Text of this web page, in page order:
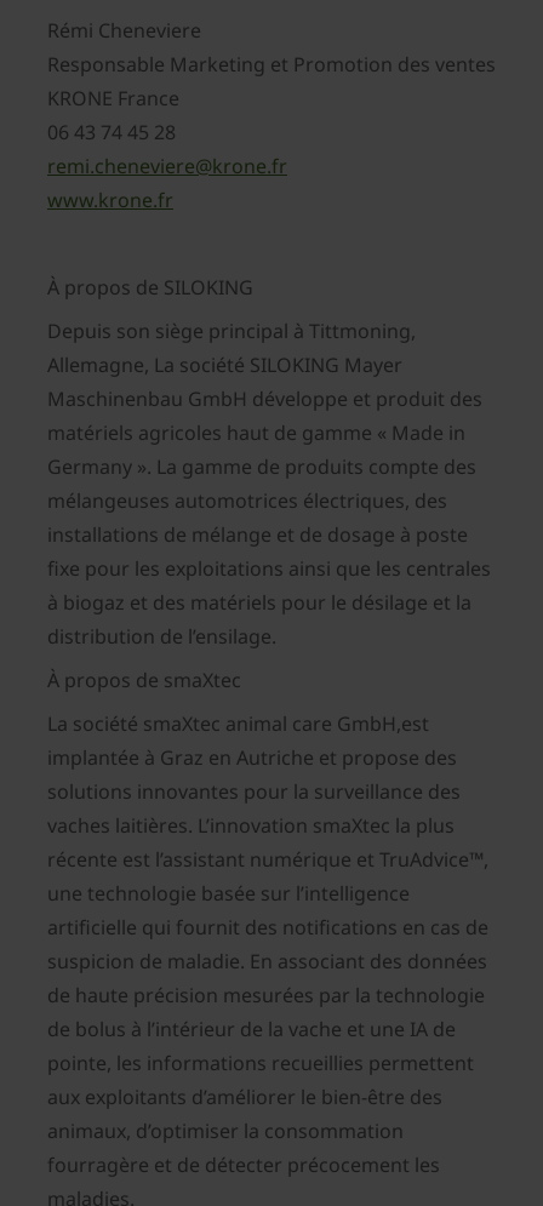
Rémi Cheneviere
Responsable Marketing et Promotion des ventes
KRONE France
06 43 74 45 28
remi.cheneviere@krone.fr
www.krone.fr
À propos de SILOKING
Depuis son siège principal à Tittmoning,
Allemagne, La société SILOKING Mayer
Maschinenbau GmbH développe et produit des
matériels agricoles haut de gamme « Made in
Germany ». La gamme de produits compte des
mélangeuses automotrices électriques, des
installations de mélange et de dosage à poste
fixe pour les exploitations ainsi que les centrales
à biogaz et des matériels pour le désilage et la
distribution de l’ensilage.
À propos de smaXtec
La société smaXtec animal care GmbH,est
implantée à Graz en Autriche et propose des
solutions innovantes pour la surveillance des
vaches laitières. L’innovation smaXtec la plus
récente est l’assistant numérique et TruAdvice™,
une technologie basée sur l’intelligence
artificielle qui fournit des notifications en cas de
suspicion de maladie. En associant des données
de haute précision mesurées par la technologie
de bolus à l’intérieur de la vache et une IA de
pointe, les informations recueillies permettent
aux exploitants d’améliorer le bien-être des
animaux, d’optimiser la consommation
fourragère et de détecter précocement les
maladies.